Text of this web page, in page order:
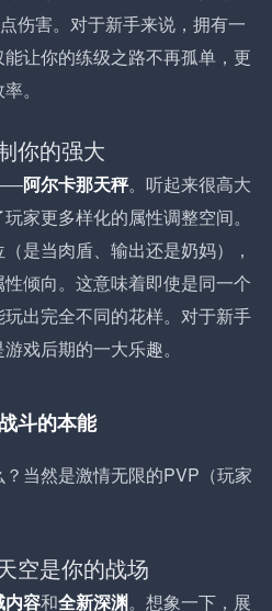
伤害。对于新手来说，拥有一
让你的练级之路不再孤单，更
。
你的强大
阿尔卡那天秤。听起来很高大
家更多样化的属性调整空间。
是当肉盾、输出还是奶妈），
倾向。这意味着即使是同一个
出完全不同的花样。对于新手
戏后期的一大乐趣。
斗的本能
？当然是激情无限的PVP（玩家
空是你的战场
内容和全新深渊。想象一下，展